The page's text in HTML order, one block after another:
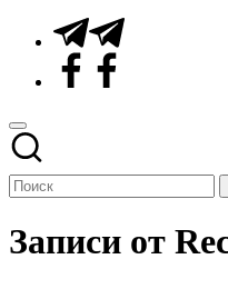
Telegram
Facebook
Записи от